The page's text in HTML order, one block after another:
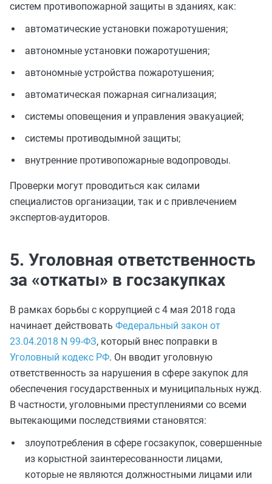
систем противопожарной защиты в зданиях, как:
автоматические установки пожаротушения;
автономные установки пожаротушения;
автономные устройства пожаротушения;
автоматическая пожарная сигнализация;
системы оповещения и управления эвакуацией;
системы противодымной защиты;
внутренние противопожарные водопроводы.
Проверки могут проводиться как силами
специалистов организации, так и с привлечением
экспертов-аудиторов.
5. Уголовная ответственность
за «откаты» в госзакупках
В рамках борьбы с коррупцией с 4 мая 2018 года
начинает действовать Федеральный закон от
23.04.2018 N 99-ФЗ, который внес поправки в
Уголовный кодекс РФ. Он вводит уголовную
ответственность за нарушения в сфере закупок для
обеспечения государственных и муниципальных нужд.
В частности, уголовными преступлениями со всеми
вытекающими последствиями становятся:
злоупотребления в сфере госзакупок, совершенные
из корыстной заинтересованности лицами,
которые не являются должностными лицами или